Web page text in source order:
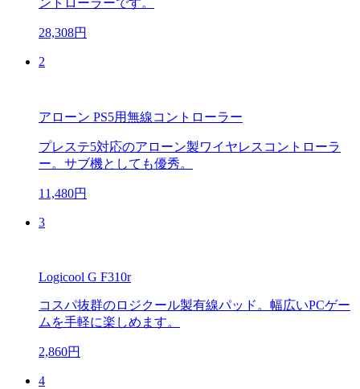
ントローラーです。
28,308円
2
アローン PS5用無線コントローラー
プレステ5対応のアローン製ワイヤレスコントローラ
ー。サブ機としても優秀。
11,480円
3
Logicool G F310r
コスパ抜群のロジクール製有線パッド。幅広いPCゲー
ムを手軽に楽しめます。
2,860円
4